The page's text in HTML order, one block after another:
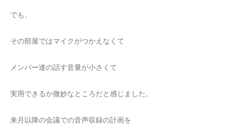
でも、
その部屋ではマイクがつかえなくて
メンバー達の話す音量が小さくて
実用できるか微妙なところだと感じました。
来月以降の会議での音声収録の計画を